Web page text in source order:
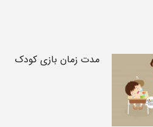
مدت زمان بازی کودک